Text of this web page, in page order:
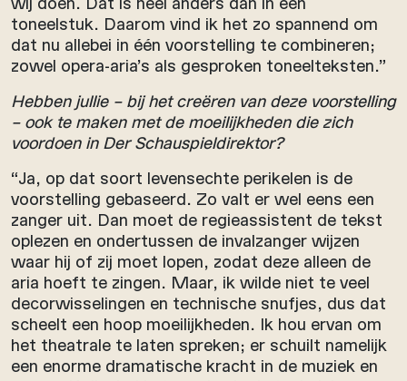
toneelstuk. Daarom vind ik het zo spannend om
dat nu allebei in één voorstelling te combineren;
zowel opera-aria’s als gesproken toneelteksten.”
Hebben jullie – bij het creëren van deze voorstelling
– ook te maken met de moeilijkheden die zich
voordoen in Der Schauspieldirektor?
“Ja, op dat soort levensechte perikelen is de
voorstelling gebaseerd. Zo valt er wel eens een
zanger uit. Dan moet de regieassistent de tekst
oplezen en ondertussen de invalzanger wijzen
waar hij of zij moet lopen, zodat deze alleen de
aria hoeft te zingen. Maar, ik wilde niet te veel
decorwisselingen en technische snufjes, dus dat
scheelt een hoop moeilijkheden. Ik hou ervan om
het theatrale te laten spreken; er schuilt namelijk
een enorme dramatische kracht in de muziek en